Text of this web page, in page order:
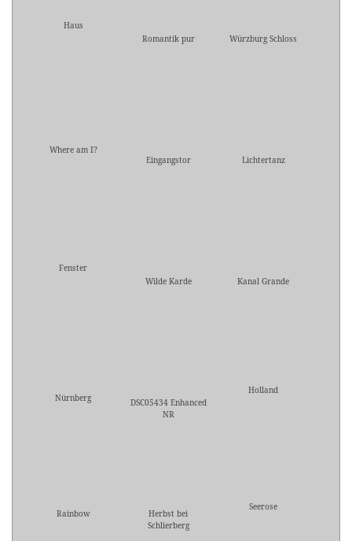
Haus
Romantik pur
Würzburg Schloss
Where am I?
Eingangstor
Lichtertanz
Fenster
Wilde Karde
Kanal Grande
Nürnberg
DSC05434 Enhanced
NR
Holland
Rainbow
Herbst bei
Schlierberg
Seerose